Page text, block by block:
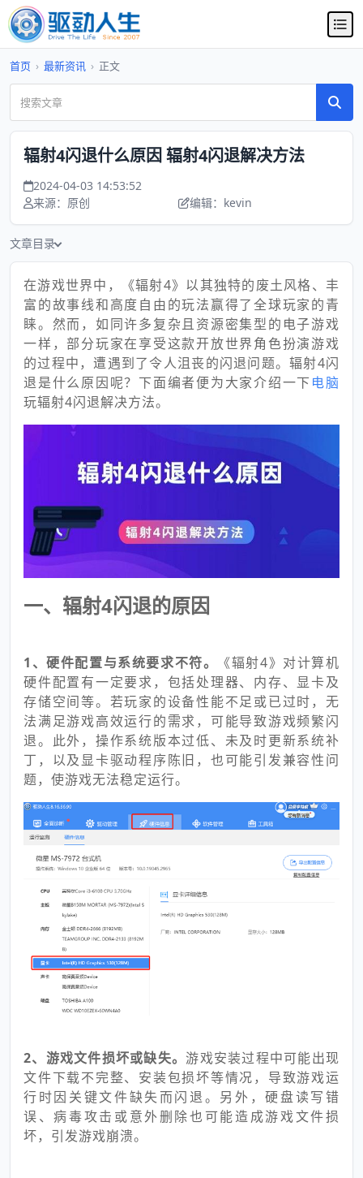
首页 › 最新资讯 › 正文
辐射4闪退什么原因 辐射4闪退解决方法
2024-04-03 14:53:52
来源：原创
编辑：kevin
文章目录
在游戏世界中，《辐射4》以其独特的废土风格、丰
富的故事线和高度自由的玩法赢得了全球玩家的青
睐。然而，如同许多复杂且资源密集型的电子游戏
一样，部分玩家在享受这款开放世界角色扮演游戏
的过程中，遭遇到了令人沮丧的闪退问题。辐射4闪
退是什么原因呢？下面编者便为大家介绍一下 电脑
玩辐射4闪退解决方法。
一、辐射4闪退的原因
1、硬件配置与系统要求不符。
《辐射4》对计算机
硬件配置有一定要求，包括处理器、内存、显卡及
存储空间等。若玩家的设备性能不足或已过时，无
法满足游戏高效运行的需求，可能导致游戏频繁闪
退。此外，操作系统版本过低、未及时更新系统补
丁，以及显卡驱动程序陈旧，也可能引发兼容性问
题，使游戏无法稳定运行。
2、游戏文件损坏或缺失。 游戏安装过程中可能出现
文件下载不完整、安装包损坏等情况，导致游戏运
行时因关键文件缺失而闪退。另外，硬盘读写错
误、病毒攻击或意外删除也可能造成游戏文件损
坏，引发游戏崩溃。